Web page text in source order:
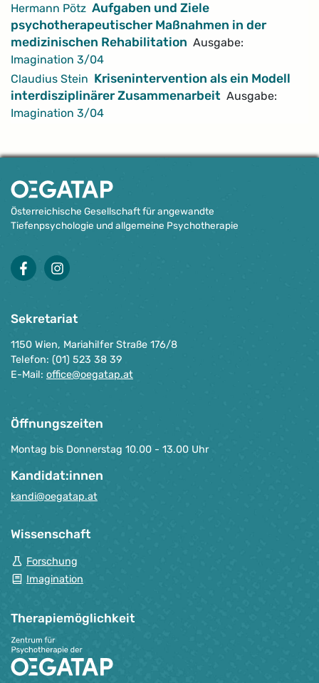
Hermann Pötz Aufgaben und Ziele
psychotherapeutischer Maßnahmen in der
medizinischen Rehabilitation Ausgabe:
Imagination 3/04
Claudius Stein Krisenintervention als ein Modell
interdisziplinärer Zusammenarbeit Ausgabe:
Imagination 3/04
Österreichische Gesellschaft für angewandte
Tiefenpsychologie und allgemeine Psychotherapie
facebookinstagram
Sekretariat
1150 Wien, Mariahilfer Straße 176/8
Telefon: (01) 523 38 39
E-Mail: office@oegatap.at
Öffnungszeiten
Montag bis Donnerstag 10.00 - 13.00 Uhr
Kandidat:innen
kandi@oegatap.at
Wissenschaft
Forschung
Imagination
Therapie­möglichkeit